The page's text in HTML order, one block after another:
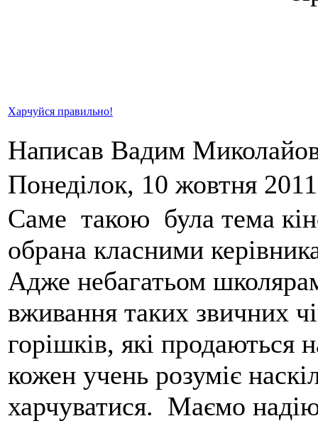
Харчуйся правильно!
Написав Вадим
Понеділок, 10 жовтня
Саме такою була тема
обрана класними
Адже небагатьом
вживання таких звичних
горішків, які продаються
кожен учень розуміє
харчуватися. Маємо